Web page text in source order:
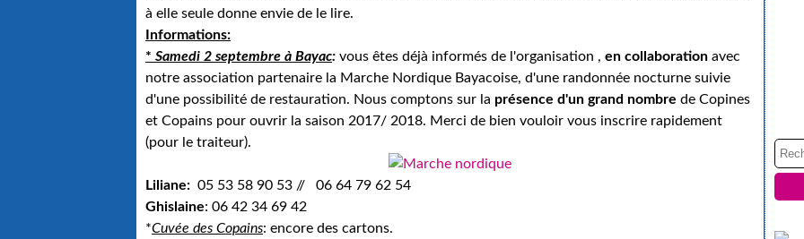
à elle seule donne envie de le lire.
Informations:
* Samedi 2 septembre à Bayac: vous êtes déjà informés de l'organisation , en collaboration avec
notre association partenaire la Marche Nordique Bayacoise, d'une randonnée nocturne suivie
d'une possibilité de restauration. Nous comptons sur la présence d'un grand nombre de Copines
et Copains pour ouvrir la saison 2017/ 2018. Merci de bien vouloir vous inscrire rapidement
(pour le traiteur).
Liliane: 05 53 58 90 53 // 06 64 79 62 54
Ghislaine: 06 42 34 69 42
*Cuvée des Copains: encore des cartons.